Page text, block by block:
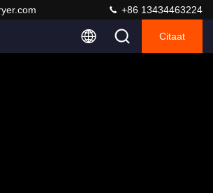
+86 13434463224
Citaat